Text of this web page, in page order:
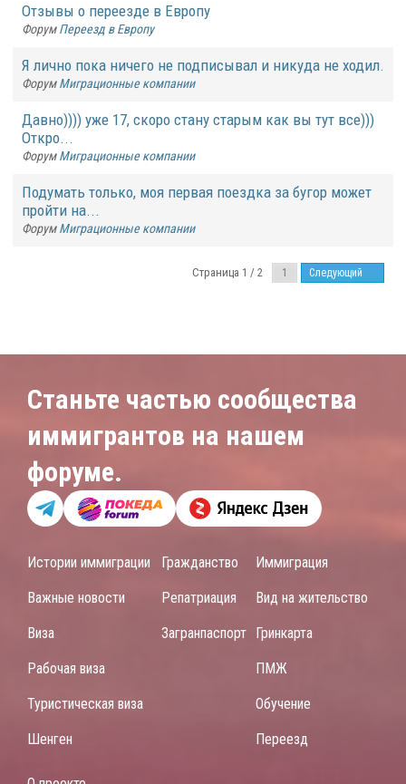
Отзывы о переезде в Европу
Форум Переезд в Европу
Я лично пока ничего не подписывал и никуда не ходил.
Форум Миграционные компании
Давно)))) уже 17, скоро стану старым как вы тут все)))
Откро...
Форум Миграционные компании
Подумать только, моя первая поездка за бугор может
пройти на...
Форум Миграционные компании
Страница 1 / 2 Следующий
Станьте частью сообщества
иммигрантов на нашем
форуме.
Истории иммиграции
Важные новости
Виза
Рабочая виза
Туристическая виза
Шенген
Гражданство
Репатриация
Загранпаспорт
Иммиграция
Вид на жительство
Гринкарта
ПМЖ
Обучение
Переезд